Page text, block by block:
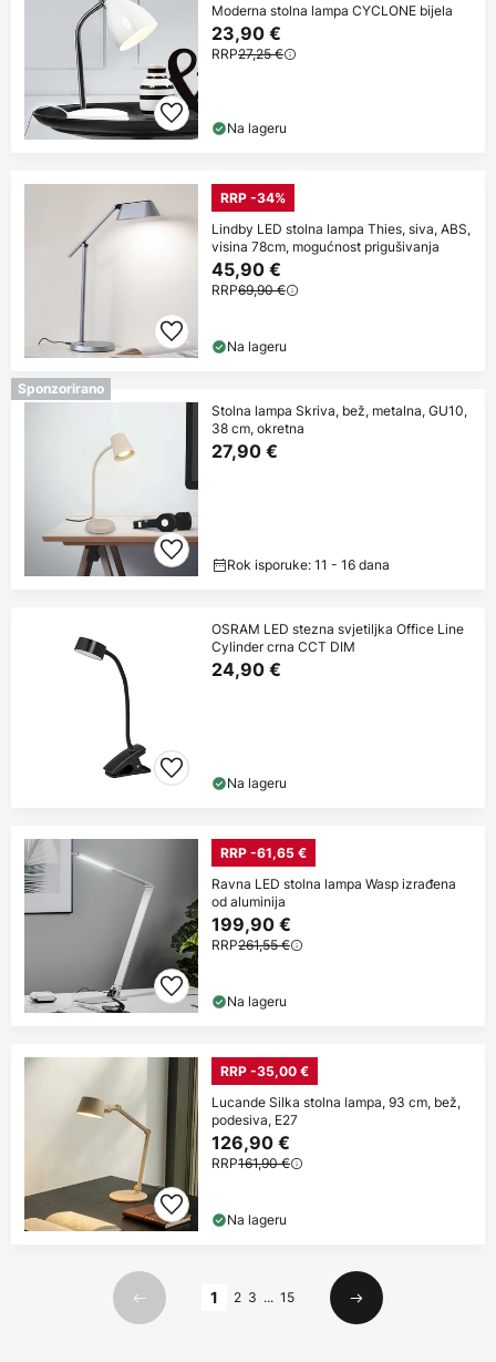
Moderna stolna lampa CYCLONE bijela
23,90 €
RRP27,25 €
Na lageru
RRP -34%
Lindby LED stolna lampa Thies, siva, ABS,
visina 78cm, mogućnost prigušivanja
45,90 €
RRP69,90 €
Na lageru
Sponzorirano
Stolna lampa Skriva, bež, metalna, GU10,
38 cm, okretna
27,90 €
Rok isporuke: 11 - 16 dana
OSRAM LED stezna svjetiljka Office Line
Cylinder crna CCT DIM
24,90 €
Na lageru
RRP -61,65 €
Ravna LED stolna lampa Wasp izrađena
od aluminija
199,90 €
RRP261,55 €
Na lageru
RRP -35,00 €
Lucande Silka stolna lampa, 93 cm, bež,
podesiva, E27
126,90 €
RRP161,90 €
Na lageru
Prethodno
1 2 3 ... 15
Sljedeći